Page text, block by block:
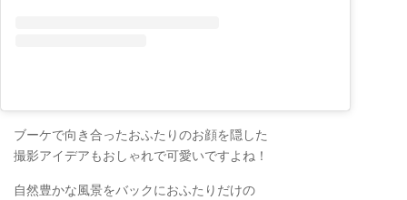
ブーケで向き合ったおふたりのお顔を隠した
撮影アイデアもおしゃれで可愛いですよね！
自然豊かな風景をバックにおふたりだけの